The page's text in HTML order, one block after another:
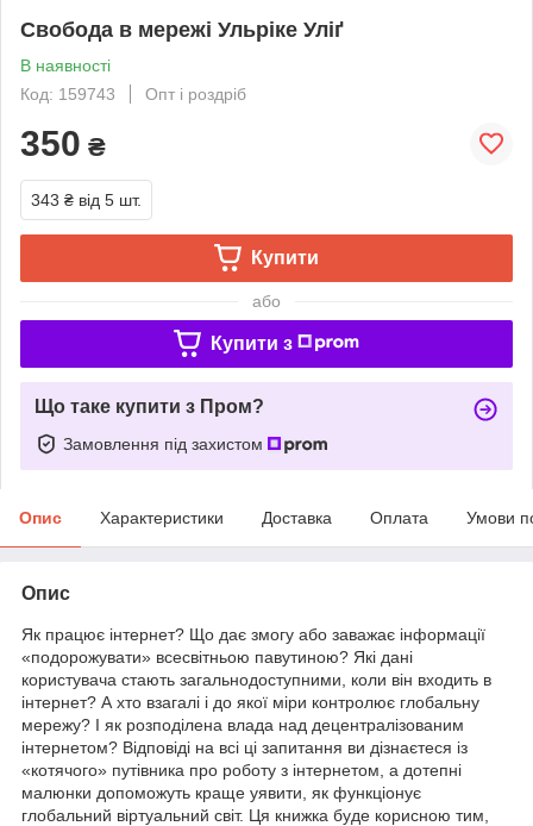
Свобода в мережі Ульріке Уліґ
В наявності
Код: 159743
Опт і роздріб
350 ₴
343 ₴ від 5 шт.
Купити
або
Купити з
Що таке купити з Пром?
Замовлення під захистом
Опис Характеристики Доставка Оплата Умови
Опис
Як працює інтернет? Що дає змогу або заважає інформації
«подорожувати» всесвітньою павутиною? Які дані
користувача стають загальнодоступними, коли він входить в
інтернет? А хто взагалі і до якої міри контролює глобальну
мережу? І як розподілена влада над децентралізованим
інтернетом? Відповіді на всі ці запитання ви дізнаєтеся із
«котячого» путівника про роботу з інтернетом, а дотепні
малюнки допоможуть краще уявити, як функціонує
глобальний віртуальний світ. Ця книжка буде корисною тим,